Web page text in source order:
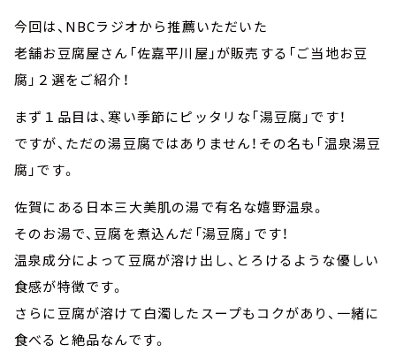
今回は、NBCラジオから推薦いただいた
老舗お豆腐屋さん「佐嘉平川屋」が販売する「ご当地お豆
腐」２選をご紹介！
まず１品目は、寒い季節にピッタリな「湯豆腐」です！
ですが、ただの湯豆腐ではありません！その名も「温泉湯豆
腐」です。
佐賀にある日本三大美肌の湯で有名な嬉野温泉。
そのお湯で、豆腐を煮込んだ「湯豆腐」です！
温泉成分によって豆腐が溶け出し、とろけるような優しい
食感が特徴です。
さらに豆腐が溶けて白濁したスープもコクがあり、一緒に
食べると絶品なんです。